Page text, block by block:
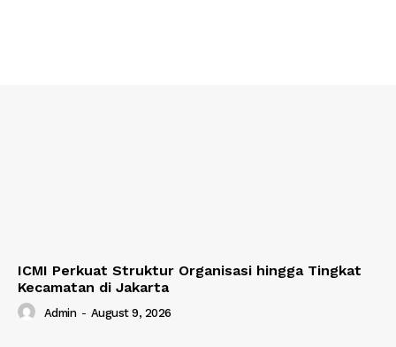
ICMI Perkuat Struktur Organisasi hingga Tingkat
Kecamatan di Jakarta
Admin - August 9, 2026